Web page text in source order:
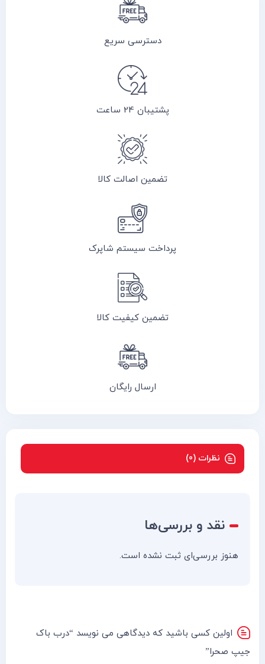
دسترسی سریع
پشتیبان 24 ساعت
تضمین اصالت کالا
پرداخت سیستم شاپرک
تضمین کیفیت کالا
ارسال رایگان
نظرات (0)
نقد و بررسی‌ها
هنوز بررسی‌ای ثبت نشده است.
اولین کسی باشید که دیدگاهی می نویسد “درب باک
جیپ صحرا”